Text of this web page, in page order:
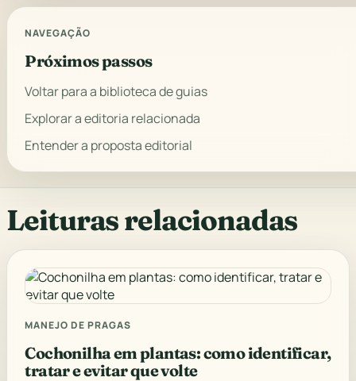
NAVEGAÇÃO
Próximos passos
Voltar para a biblioteca de guias
Explorar a editoria relacionada
Entender a proposta editorial
Leituras relacionadas
MANEJO DE PRAGAS
Cochonilha em plantas: como identificar,
tratar e evitar que volte